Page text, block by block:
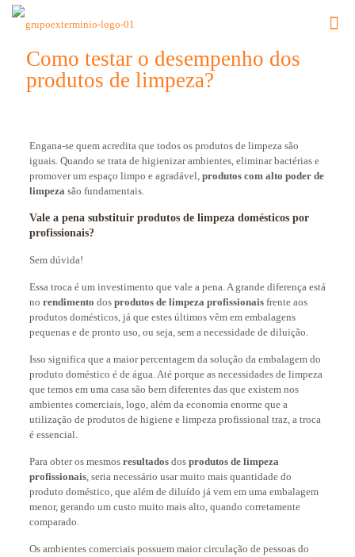
Como testar o desempenho dos
produtos de limpeza?
Engana-se quem acredita que todos os produtos de limpeza são
iguais. Quando se trata de higienizar ambientes, eliminar bactérias e
promover um espaço limpo e agradável, produtos com alto poder de
limpezasão fundamentais.
Vale a pena substituir produtos de limpeza domésticos por
profissionais?
Sem dúvida!
Essa troca é um investimento que vale a pena. A grande diferença está
no rendimento dos produtos de limpeza profissionaisfrente aos
produtos domésticos, já que estes últimos vêm em embalagens
pequenas e de pronto uso, ou seja, sem a necessidade de diluição.
Isso significa que a maior percentagem da solução da embalagem do
produto doméstico é de água. Até porque as necessidades de limpeza
que temos em uma casa são bem diferentes das que existem nos
ambientes comerciais, logo, além da economia enorme que a
utilização de produtos de higiene e limpeza profissional traz, a troca
é essencial.
Para obter os mesmos resultadosdos produtos de limpeza
profissionais, seria necessário usar muito mais quantidade do
produto doméstico, que além de diluído já vem em uma embalagem
menor, gerando um custo muito mais alto, quando corretamente
comparado.
Os ambientes comerciais possuem maior circulação de pessoas do